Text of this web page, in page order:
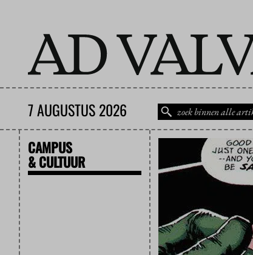
7 AUGUSTUS 2026
CAMPUS
& CULTUUR